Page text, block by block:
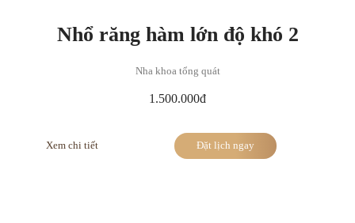
Nhổ răng hàm lớn độ khó 2
Nha khoa tổng quát
1.500.000đ
Xem chi tiết Đặt lịch ngay